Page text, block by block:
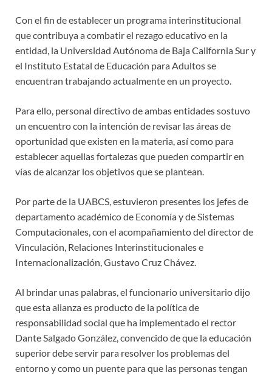
Con el fin de establecer un programa interinstitucional
que contribuya a combatir el rezago educativo en la
entidad, la Universidad Autónoma de Baja California Sur y
el Instituto Estatal de Educación para Adultos se
encuentran trabajando actualmente en un proyecto.
Para ello, personal directivo de ambas entidades sostuvo
un encuentro con la intención de revisar las áreas de
oportunidad que existen en la materia, así como para
establecer aquellas fortalezas que pueden compartir en
vías de alcanzar los objetivos que se plantean.
Por parte de la UABCS, estuvieron presentes los jefes de
departamento académico de Economía y de Sistemas
Computacionales, con el acompañamiento del director de
Vinculación, Relaciones Interinstitucionales e
Internacionalización, Gustavo Cruz Chávez.
Al brindar unas palabras, el funcionario universitario dijo
que esta alianza es producto de la política de
responsabilidad social que ha implementado el rector
Dante Salgado González, convencido de que la educación
superior debe servir para resolver los problemas del
entorno y como un puente para que las personas tengan